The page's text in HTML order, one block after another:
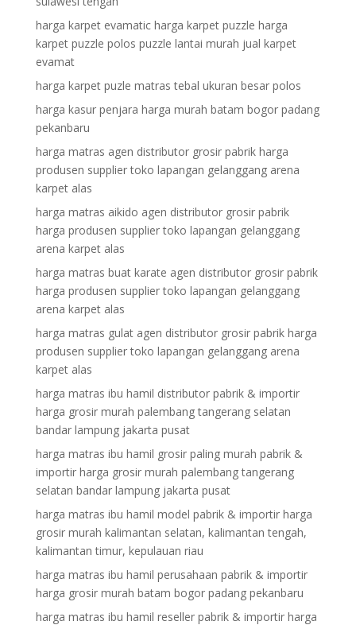
harga karpet evamatic harga karpet puzzle harga
karpet puzzle polos puzzle lantai murah jual karpet
evamat
harga karpet puzle matras tebal ukuran besar polos
harga kasur penjara harga murah batam bogor padang
pekanbaru
harga matras agen distributor grosir pabrik harga
produsen supplier toko lapangan gelanggang arena
karpet alas
harga matras aikido agen distributor grosir pabrik
harga produsen supplier toko lapangan gelanggang
arena karpet alas
harga matras buat karate agen distributor grosir pabrik
harga produsen supplier toko lapangan gelanggang
arena karpet alas
harga matras gulat agen distributor grosir pabrik harga
produsen supplier toko lapangan gelanggang arena
karpet alas
harga matras ibu hamil distributor pabrik & importir
harga grosir murah palembang tangerang selatan
bandar lampung jakarta pusat
harga matras ibu hamil grosir paling murah pabrik &
importir harga grosir murah palembang tangerang
selatan bandar lampung jakarta pusat
harga matras ibu hamil model pabrik & importir harga
grosir murah kalimantan selatan, kalimantan tengah,
kalimantan timur, kepulauan riau
harga matras ibu hamil perusahaan pabrik & importir
harga grosir murah batam bogor padang pekanbaru
harga matras ibu hamil reseller pabrik & importir harga